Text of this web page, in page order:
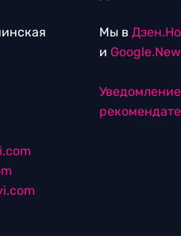
Мы в
и